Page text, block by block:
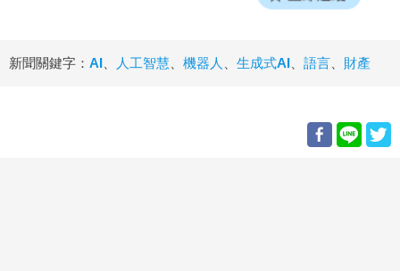
新聞關鍵字： AI 人工智慧 機器人 生成式AI 語言 財產